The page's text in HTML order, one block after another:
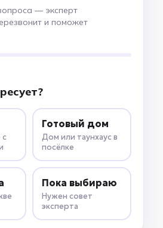
— эксперт
и поможет
с
Готовый дом
Дом или таунхаус в
посёлке
Пока выбираю
Нужен совет
эксперта